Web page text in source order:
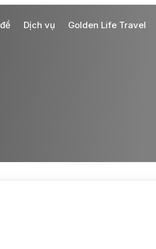
Dịch vụ Golden Life Travel